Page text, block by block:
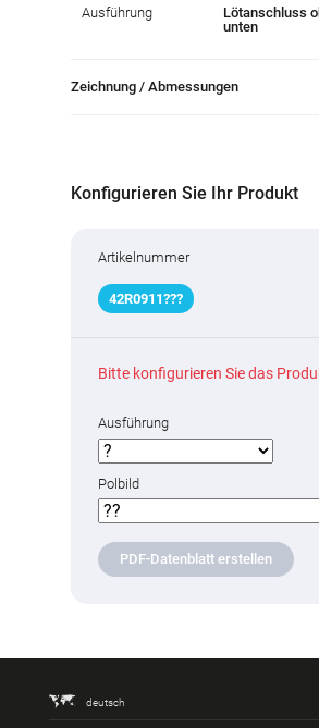
Ausführung
Lötanschluss
unten
Zeichnung / Abmessungen
Konfigurieren Sie Ihr Produkt
Artikelnummer
42R091 1???
Bitte konfigurieren Sie das
Ausführung
Polbild
PDF-Datenblatt erstellen
deutsch